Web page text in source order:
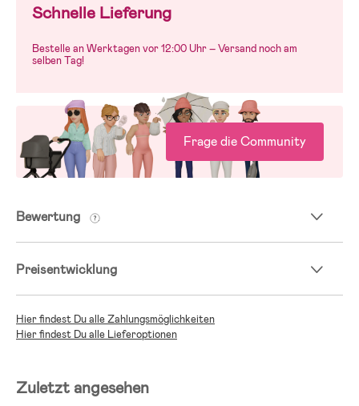
Schnelle Lieferung
Bestelle an Werktagen vor 12:00 Uhr – Versand noch am
selben Tag!
Frage die Community
Bewertung
Preisentwicklung
Hier findest Du alle Zahlungsmöglichkeiten
Hier findest Du alle Lieferoptionen
Zuletzt angesehen